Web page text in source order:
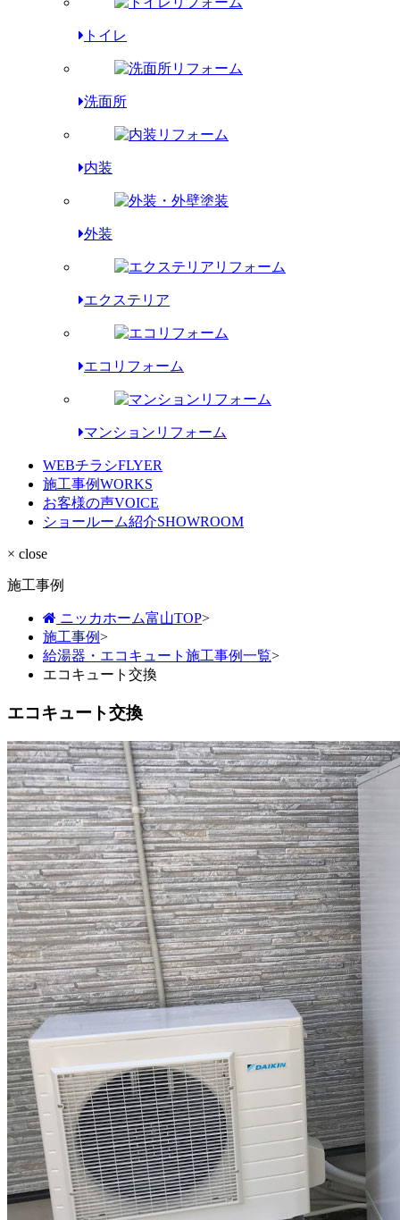
トイレ
洗面所
内装
外装
エクステリア
エコリフォーム
マンションリフォーム
WEBチラシFLYER
施工事例WORKS
お客様の声VOICE
ショールーム紹介SHOWROOM
× close
施工事例
ニッカホーム富山TOP>
施工事例>
給湯器・エコキュート施工事例一覧>
エコキュート交換
エコキュート交換